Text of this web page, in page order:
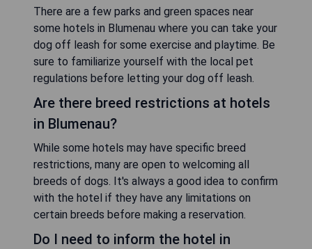
There are a few parks and green spaces near
some hotels in Blumenau where you can take your
dog off leash for some exercise and playtime. Be
sure to familiarize yourself with the local pet
regulations before letting your dog off leash.
Are there breed restrictions at hotels
in Blumenau?
While some hotels may have specific breed
restrictions, many are open to welcoming all
breeds of dogs. It's always a good idea to confirm
with the hotel if they have any limitations on
certain breeds before making a reservation.
Do I need to inform the hotel in